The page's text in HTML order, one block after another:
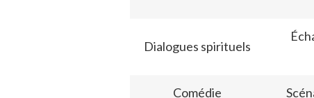
Dialogues spirituels
Comédie